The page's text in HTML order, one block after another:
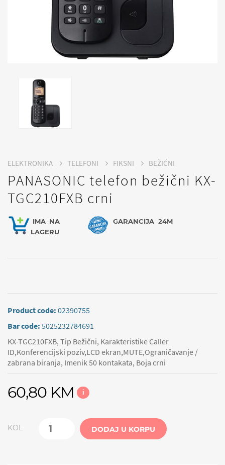
ELEKTRONIKA TELEFONI FIKSNI BEŽIČNI
PANASONIC telefon bežični KX-
TGC210FXB crni
IMA NA
LAGERU
GARANCIJA 24M
Product code: 02390755
Bar code: 5025232784691
KX-TGC210FXB, Tip Bežični, Karakteristike Caller
ID,Konferencijski poziv,LCD ekran,MUTE,Ograničavanje /
zabrana biranja, Imenik 50 kontakata, Boja crni
60,80 KM i
KOL DODAJ U KORPU